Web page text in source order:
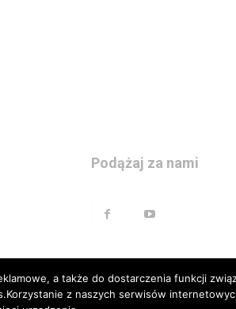
Podążaj za nami
a także do dostarczenia funkcji
z naszych serwisów